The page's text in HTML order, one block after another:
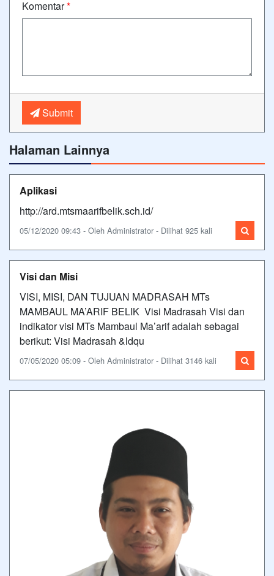
Komentar*
Submit
Halaman Lainnya
Aplikasi
http://ard.mtsmaarifbelik.sch.id/
05/12/2020 09:43 - Oleh Administrator - Dilihat 925 kali
Visi dan Misi
VISI, MISI, DAN TUJUAN MADRASAH MTs
MAMBAUL MA’ARIF BELIK Visi Madrasah Visi dan
indikator visi MTs Mambaul Ma’arif adalah sebagai
berikut: Visi Madrasah &ldqu
07/05/2020 05:09 - Oleh Administrator - Dilihat 3146 kali